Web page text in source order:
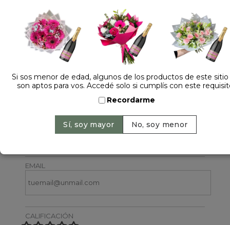
Dejá tu opinión
NOMBRE
EMAIL
CALIFICACIÓN
Si sos menor de edad, algunos de los productos de este
son aptos para vos. Accedé solo si cumplís con este
Recordarme